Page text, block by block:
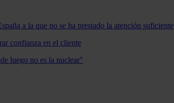
a la que no se ha prestado la atención suficiente
confianza en el cliente
luego no es la nuclear"